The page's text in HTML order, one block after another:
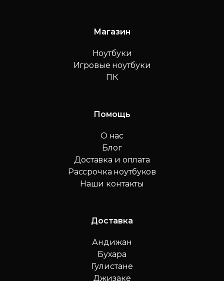
Магазин
Ноутбуки
Игровые ноутбуки
ПК
Помощь
О нас
Блог
Доставка и оплата
Рассрочка ноутбуков
Наши контакты
Доставка
Андижан
Бухара
Гулистане
Джизаке